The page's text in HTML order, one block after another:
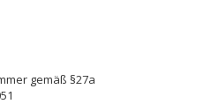
gemäß §27a